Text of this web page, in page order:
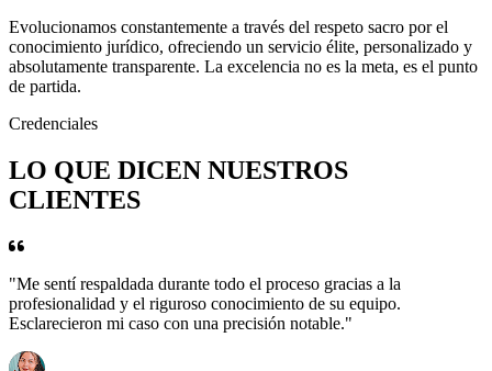
Evolucionamos constantemente a través del respeto sacro por el
conocimiento jurídico, ofreciendo un servicio élite, personalizado y
absolutamente transparente. La excelencia no es la meta, es el punto
de partida.
Credenciales
LO QUE DICEN NUESTROS
CLIENTES
"Me sentí respaldada durante todo el proceso gracias a la
profesionalidad y el riguroso conocimiento de su equipo.
Esclarecieron mi caso con una precisión notable."